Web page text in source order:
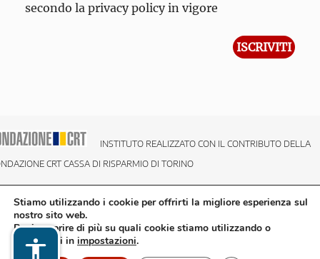
secondo la privacy policy in vigore
INSTITUTO REALIZZATO CON IL CONTRIBUTO DELLA
CRT CASSA DI RISPARMIO DI TORINO
Stiamo utilizzando i cookie per offrirti la migliore esperienza sul
nostro sito web.
Puoi scoprire di più su quali cookie stiamo utilizzando o
disattivarli in impostazioni.